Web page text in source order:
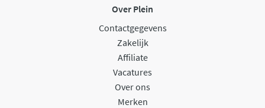
Over Plein
Contactgegevens
Zakelijk
Affiliate
Vacatures
Over ons
Merken